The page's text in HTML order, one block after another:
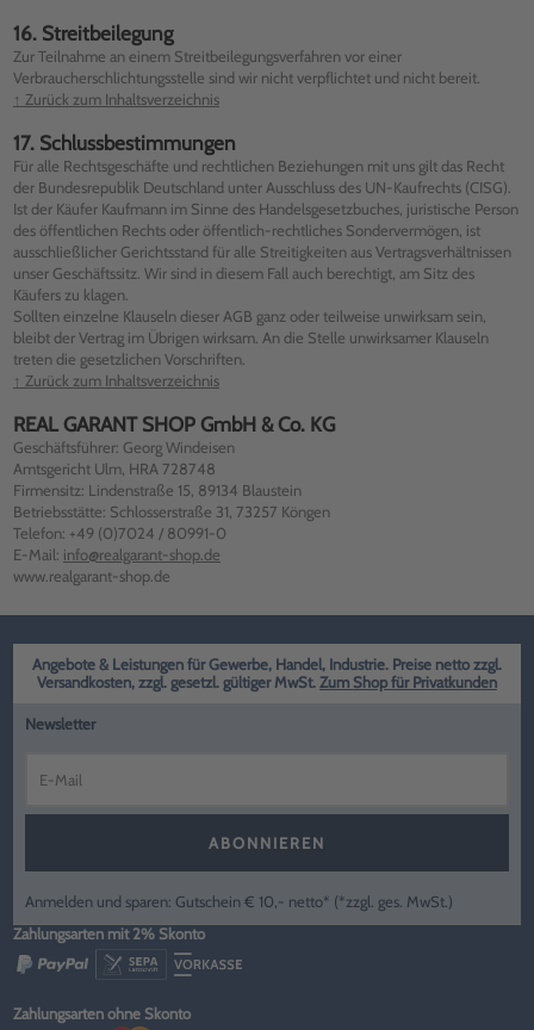
16. Streitbeilegung
Zur Teilnahme an einem Streitbeilegungsverfahren vor einer
Verbraucherschlichtungsstelle sind wir nicht verpflichtet und nicht bereit.
↑ Zurück zum Inhaltsverzeichnis
17. Schlussbestimmungen
Für alle Rechtsgeschäfte und rechtlichen Beziehungen mit uns gilt das Recht
der Bundesrepublik Deutschland unter Ausschluss des UN-Kaufrechts (CISG).
Ist der Käufer Kaufmann im Sinne des Handelsgesetzbuches, juristische Person
des öffentlichen Rechts oder öffentlich-rechtliches Sondervermögen, ist
ausschließlicher Gerichtsstand für alle Streitigkeiten aus Vertragsverhältnissen
unser Geschäftssitz. Wir sind in diesem Fall auch berechtigt, am Sitz des
Käufers zu klagen.
Sollten einzelne Klauseln dieser AGB ganz oder teilweise unwirksam sein,
bleibt der Vertrag im Übrigen wirksam. An die Stelle unwirksamer Klauseln
treten die gesetzlichen Vorschriften.
↑ Zurück zum Inhaltsverzeichnis
REAL GARANT SHOP GmbH & Co. KG
Geschäftsführer: Georg Windeisen
Amtsgericht Ulm, HRA 728748
Firmensitz: Lindenstraße 15, 89134 Blaustein
Betriebsstätte: Schlosserstraße 31, 73257 Köngen
Telefon: +49 (0)7024 / 80991-0
E-Mail: info@realgarant-shop.de
www.realgarant-shop.de
Angebote & Leistungen für Gewerbe, Handel, Industrie. Preise netto zzgl.
Versandkosten, zzgl. gesetzl. gültiger MwSt. Zum Shop für Privatkunden
Newsletter
ABONNIEREN
Anmelden und sparen: Gutschein € 10,- netto* (*zzgl. ges. MwSt.)
Zahlungsarten mit 2% Skonto
Zahlungsarten ohne Skonto